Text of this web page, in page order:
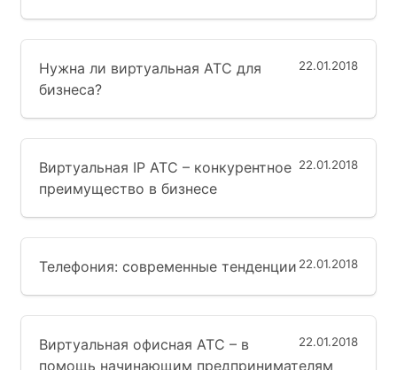
22.01.2018
Нужна ли виртуальная АТС для
бизнеса?
22.01.2018
Виртуальная IP АТС – конкурентное
преимущество в бизнесе
22.01.2018
Телефония: современные тенденции
22.01.2018
Виртуальная офисная АТС – в
помощь начинающим предпринимателям